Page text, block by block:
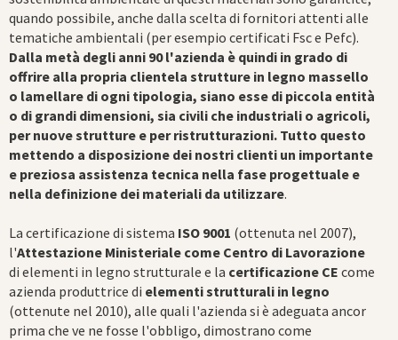
quando possibile, anche dalla scelta di fornitori attenti alle
tematiche ambientali (per esempio certificati Fsc e Pefc).
Dalla metà degli anni 90 l'azienda è quindi in grado di
offrire alla propria clientela strutture in legno massello
o lamellare di ogni tipologia, siano esse di piccola entità
o di grandi dimensioni, sia civili che industriali o agricoli,
per nuove strutture e per ristrutturazioni. Tutto questo
mettendo a disposizione dei nostri clienti un importante
e preziosa assistenza tecnica nella fase progettuale e
nella definizione dei materiali da utilizzare.
La certificazione di sistema ISO 9001 (ottenuta nel 2007),
l'Attestazione Ministeriale come Centro di Lavorazione
di elementi in legno strutturale e la certificazione CE come
azienda produttrice di elementi strutturali in legno
(ottenute nel 2010), alle quali l'azienda si è adeguata ancor
prima che ve ne fosse l'obbligo, dimostrano come